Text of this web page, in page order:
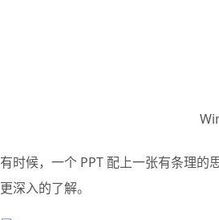
有时候，一个 PPT 配上一张有条理
更深入的了解。